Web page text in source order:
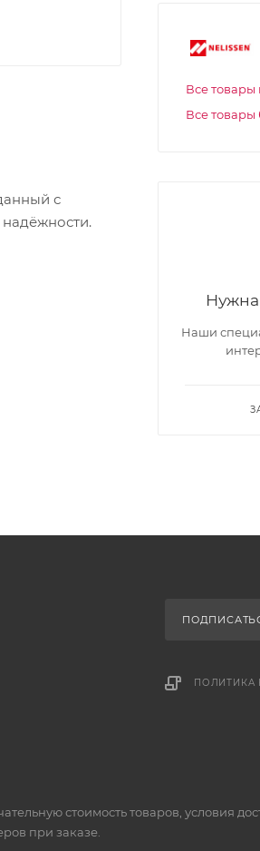
с
Все товары
Все товары
Нужна
Наши
ПОЛИТИКА
стоимость товаров, условия
при заказе.